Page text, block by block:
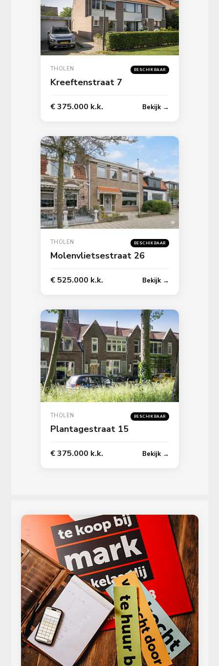
THOLEN BESCHIKBAAR
Kreeftenstraat 7
€ 375.000 k.k. Bekijk →
THOLEN BESCHIKBAAR
Molenvlietsestraat 26
€ 525.000 k.k. Bekijk →
THOLEN BESCHIKBAAR
Plantagestraat 15
€ 375.000 k.k. Bekijk →